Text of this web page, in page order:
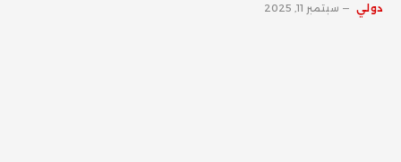
دولي سبتمبر 11, 2025